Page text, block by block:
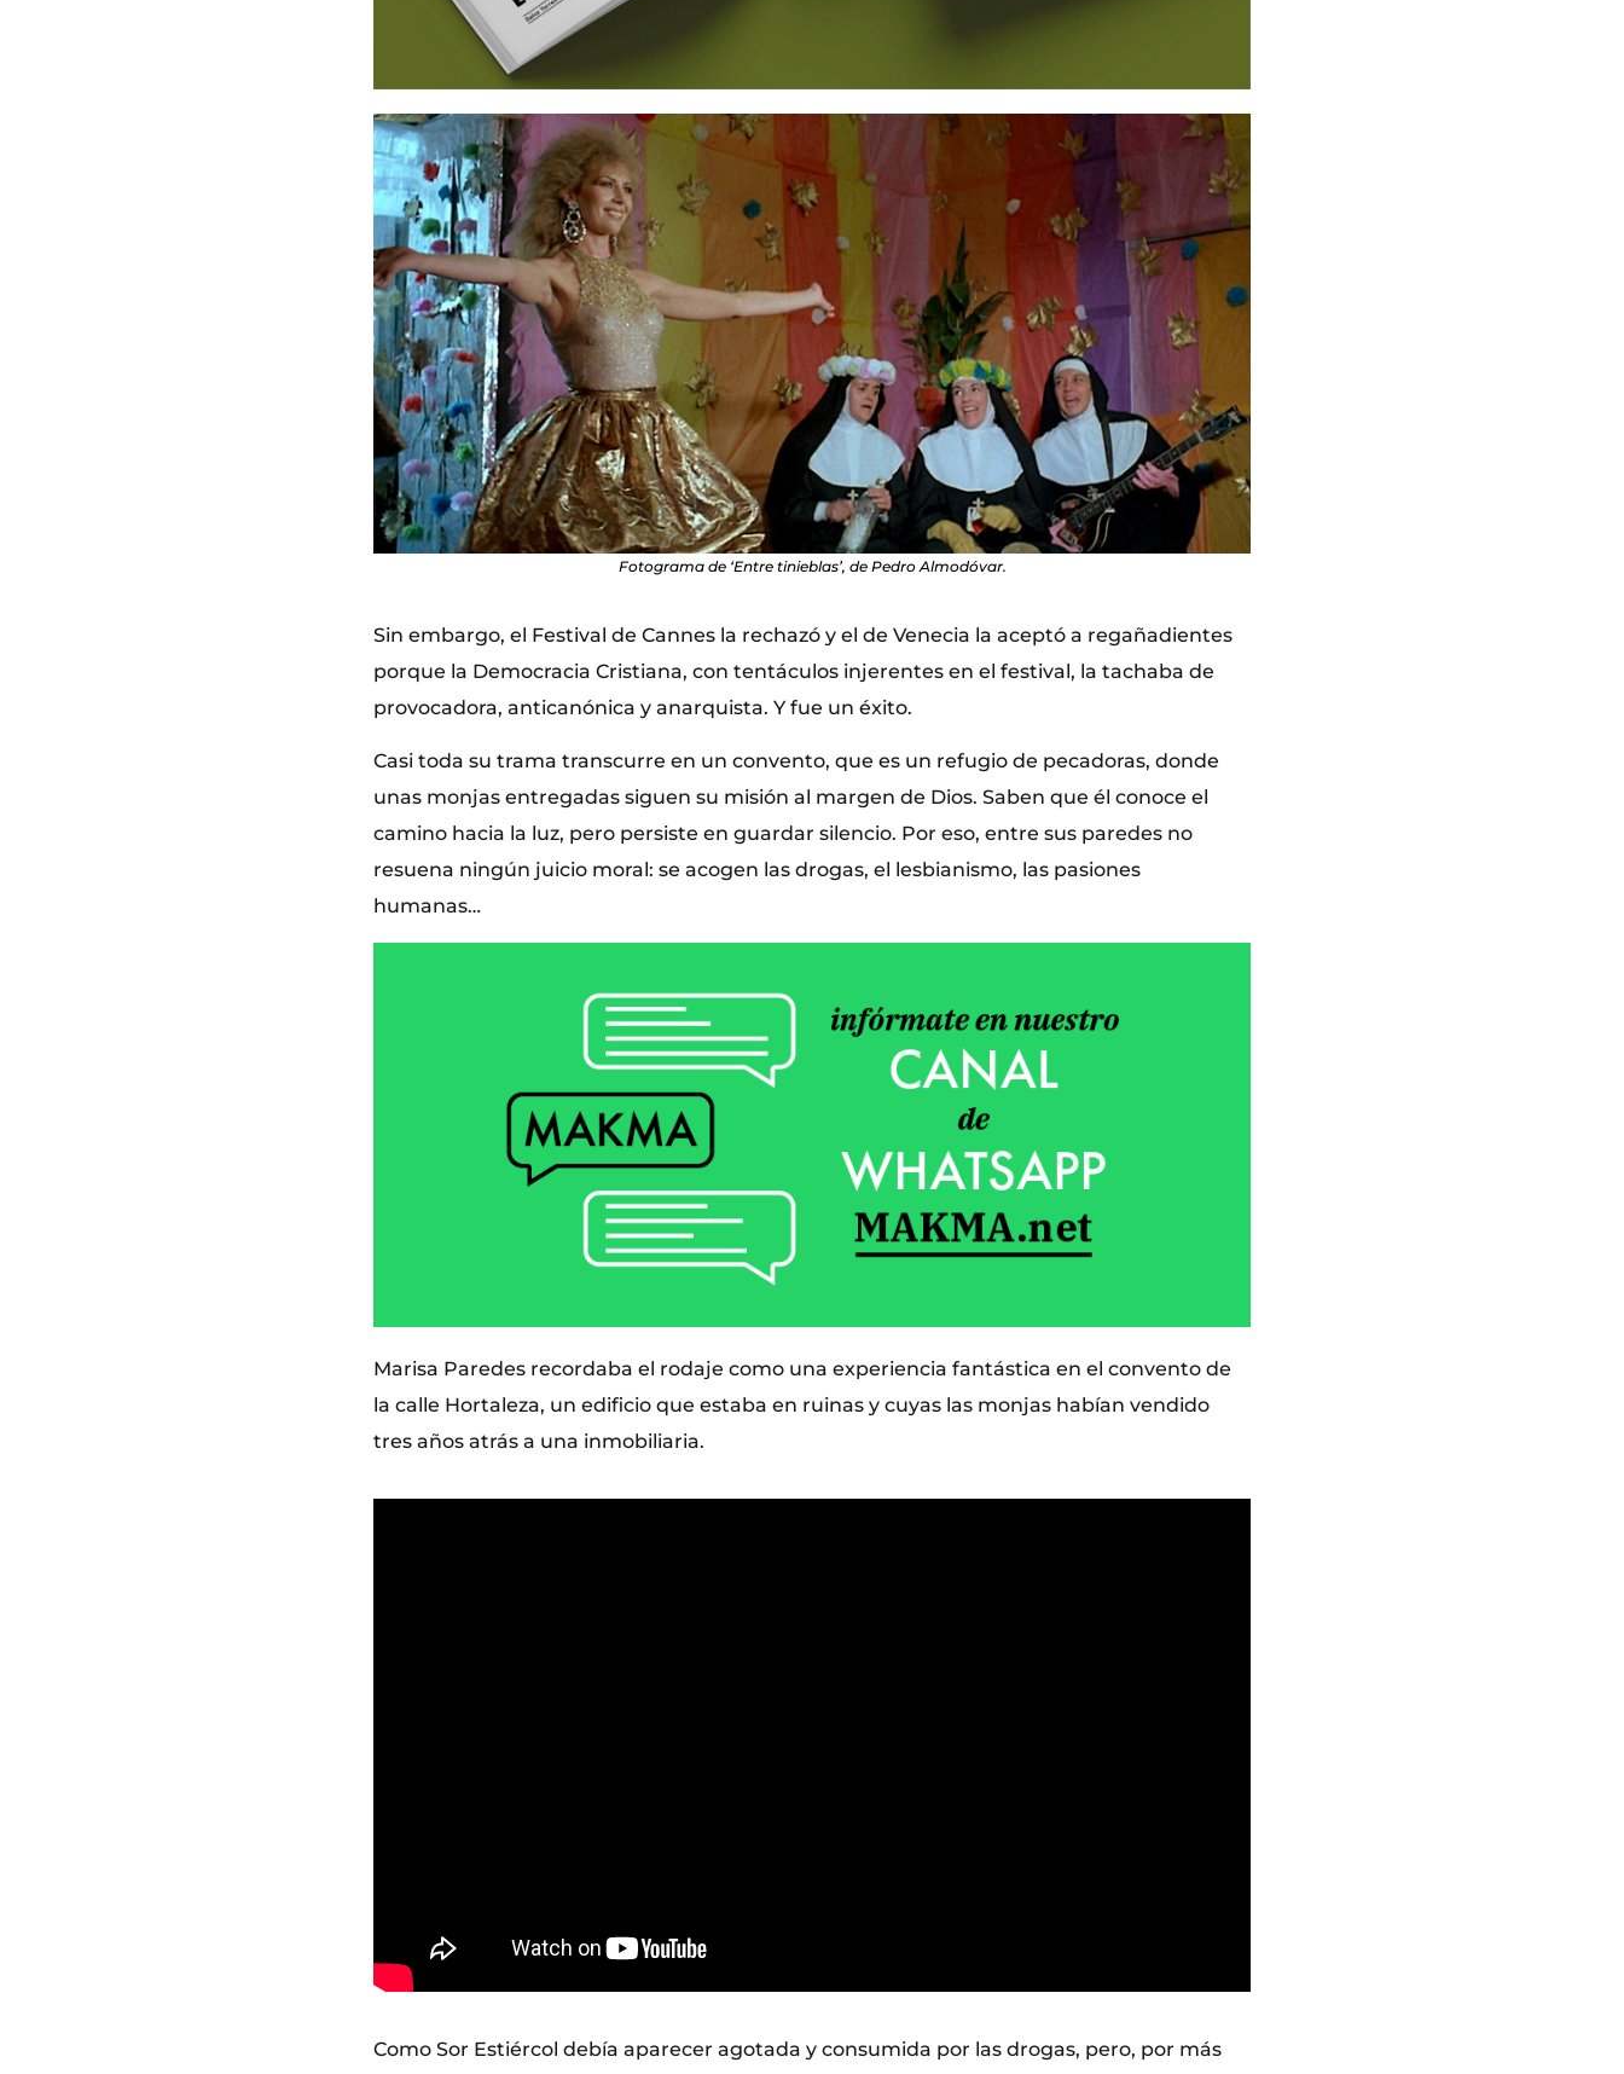
Fotograma de ‘Entre tinieblas’, de Pedro Almodóvar.
Sin embargo, el Festival de Cannes la rechazó y el de Venecia la aceptó a regañadientes
porque la Democracia Cristiana, con tentáculos injerentes en el festival, la tachaba de
provocadora, anticanónica y anarquista. Y fue un éxito.
Casi toda su trama transcurre en un convento, que es un refugio de pecadoras, donde
unas monjas entregadas siguen su misión al margen de Dios. Saben que él conoce el
camino hacia la luz, pero persiste en guardar silencio. Por eso, entre sus paredes no
resuena ningún juicio moral: se acogen las drogas, el lesbianismo, las pasiones
humanas…
Marisa Paredes recordaba el rodaje como una experiencia fantástica en el convento de
la calle Hortaleza, un edificio que estaba en ruinas y cuyas las monjas habían vendido
tres años atrás a una inmobiliaria.
Como Sor Estiércol debía aparecer agotada y consumida por las drogas, pero, por más